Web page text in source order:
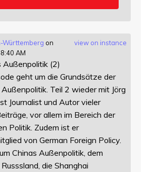
view on instance
Württemberg on
AM
Außenpolitik (2)
geht um die Grundsätze der
Teil 2 wieder mit Jörg
Journalist und Autor vieler
vor allem im Bereich der
Politik. Zudem ist er
von German Foreign Policy.
Chinas Außenpolitik, dem
die Shanghai